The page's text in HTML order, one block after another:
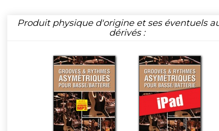
Produit physique d'origine et ses éventuels
dérivés :